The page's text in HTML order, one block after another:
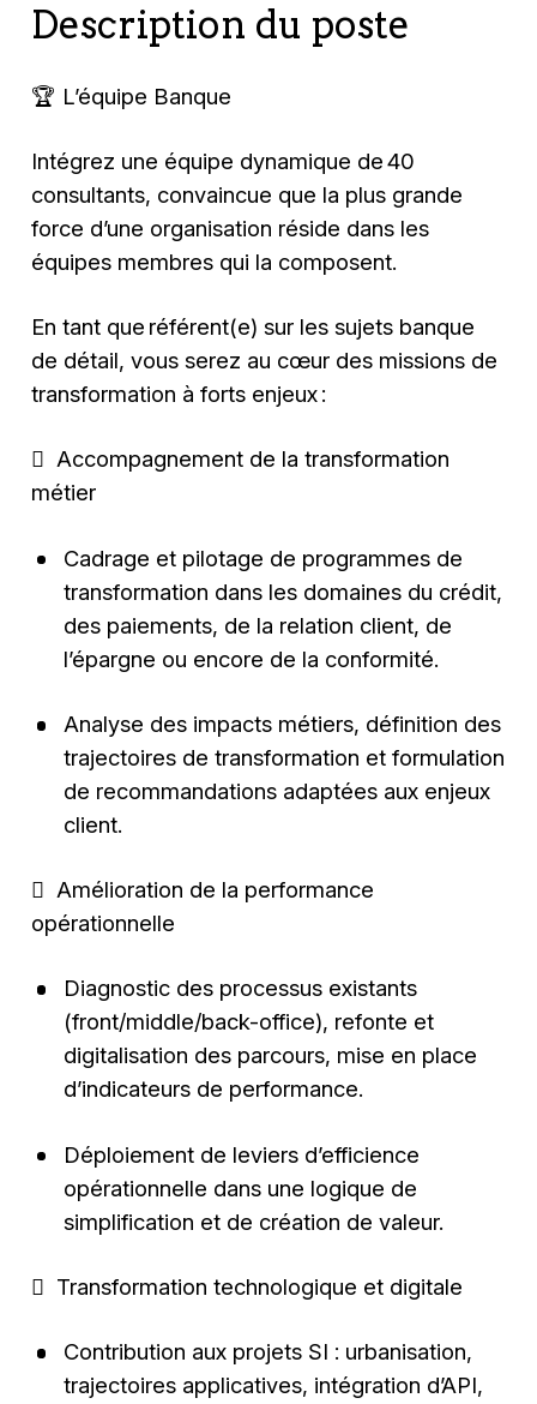
Description du poste
🏆 L’équipe Banque
Intégrez une équipe dynamique de 40
consultants, convaincue que la plus grande
force d’une organisation réside dans les
équipes membres qui la composent.
En tant que référent(e) sur les sujets banque
de détail, vous serez au cœur des missions de
transformation à forts enjeux :
 Accompagnement de la transformation
métier
Cadrage et pilotage de programmes de
transformation dans les domaines du crédit,
des paiements, de la relation client, de
l’épargne ou encore de la conformité.
Analyse des impacts métiers, définition des
trajectoires de transformation et formulation
de recommandations adaptées aux enjeux
client.
 Amélioration de la performance
opérationnelle
Diagnostic des processus existants
(front/middle/back-office), refonte et
digitalisation des parcours, mise en place
d’indicateurs de performance.
Déploiement de leviers d’efficience
opérationnelle dans une logique de
simplification et de création de valeur.
 Transformation technologique et digitale
Contribution aux projets SI : urbanisation,
trajectoires applicatives, intégration d’API,